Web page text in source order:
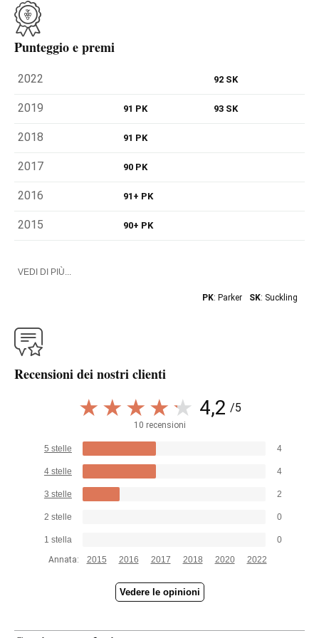
Punteggio e premi
2022 92 SK
2019 91 PK 93 SK
2018 91 PK
2017 90 PK
2016 91+ PK
2015 90+ PK
VEDI DI PIÙ...
PK: Parker SK: Suckling
Recensioni dei nostri clienti
4,2 /5
10 recensioni
5 stelle 4
4 stelle 4
3 stelle 2
2 stelle 0
1 stella
0
Annata:
2015 2016 2017 2018 2020 2022
Vedere le opinioni